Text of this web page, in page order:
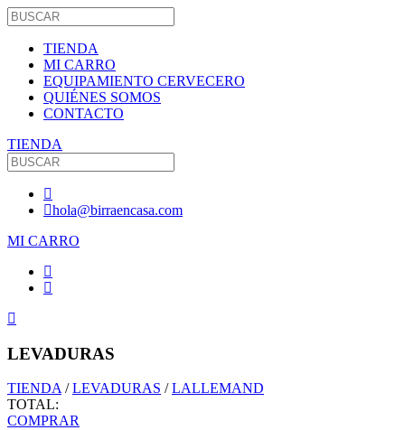
TIENDA
MI CARRO
EQUIPAMIENTO CERVECERO
QUIÉNES SOMOS
CONTACTO
TIENDA
hola@birraencasa.com
MI CARRO
LEVADURAS
TIENDA/LEVADURAS /LALLEMAND
TOTAL:
COMPRAR